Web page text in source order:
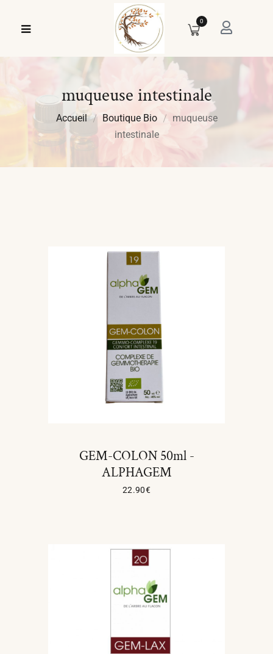
0
muqueuse intestinale
Accueil Boutique Bio
muqueuse
intestinale
GEM-COLON 50ml -
ALPHAGEM
22.90€